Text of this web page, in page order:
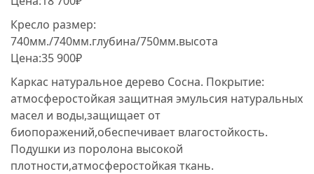
Кресло размер:
740мм./740мм.глубина/750мм.высота
Цена:35 900₽
Каркас натуральное дерево Сосна. Покрытие:
атмосферостойкая защитная эмульсия натуральных
масел и воды,защищает от
биопоражений,обеспечивает влагостойкость.
Подушки из поролона высокой
плотности,атмосферостойкая ткань.